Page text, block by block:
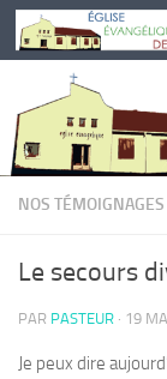
Skip to content
NOS TÉMOIGNAGES
Le secours
PAR PASTEUR · 19
Je peux dire